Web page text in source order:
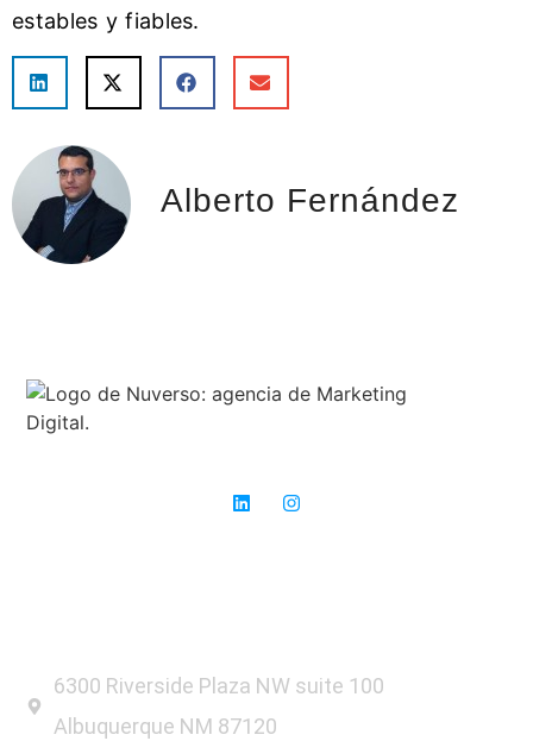
estables y fiables.
Alberto Fernández
6300 Riverside Plaza NW suite 100
Albuquerque NM 87120